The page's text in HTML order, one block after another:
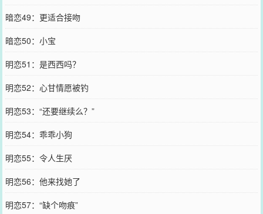
暗恋49：更适合接吻
暗恋50：小宝
明恋51：是西西吗？
明恋52：心甘情愿被钓
明恋53：“还要继续么？”
明恋54：乖乖小狗
明恋55：令人生厌
明恋56：他来找她了
明恋57：“缺个吻痕”